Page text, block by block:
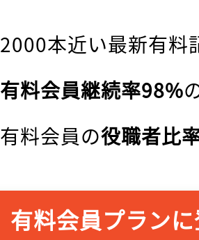
2000本近い最新有料
有料会員継続率98%
有料会員の役職者比
有料会員プラン